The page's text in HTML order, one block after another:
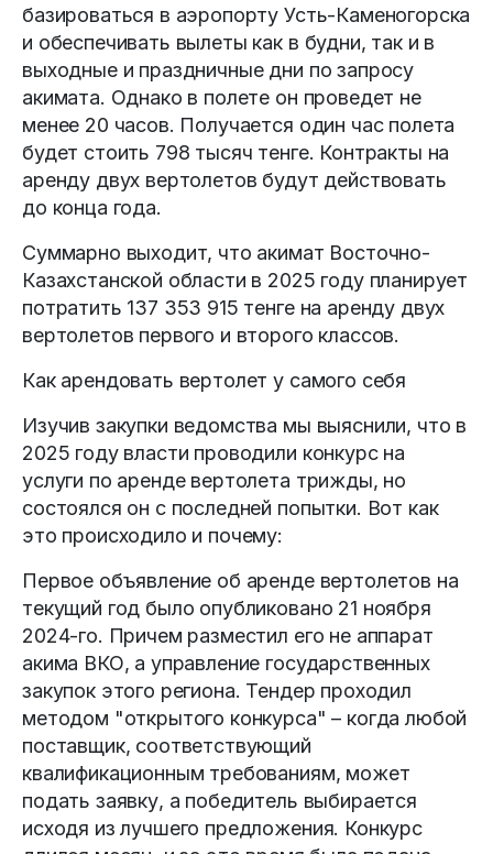
базироваться в аэропорту Усть-Каменогорска
и обеспечивать вылеты как в будни, так и в
выходные и праздничные дни по запросу
акимата. Однако в полете он проведет не
менее 20 часов. Получается один час полета
будет стоить 798 тысяч тенге. Контракты на
аренду двух вертолетов будут действовать
до конца года.
Суммарно выходит, что акимат Восточно-
Казахстанской области в 2025 году планирует
потратить 137 353 915 тенге на аренду двух
вертолетов первого и второго классов.
Как арендовать вертолет у самого себя
Изучив закупки ведомства мы выяснили, что в
2025 году власти проводили конкурс на
услуги по аренде вертолета трижды, но
состоялся он с последней попытки. Вот как
это происходило и почему:
Первое объявление об аренде вертолетов на
текущий год было опубликовано 21 ноября
2024-го. Причем разместил его не аппарат
акима ВКО, а управление государственных
закупок этого региона. Тендер проходил
методом "открытого конкурса" – когда любой
поставщик, соответствующий
квалификационным требованиям, может
подать заявку, а победитель выбирается
исходя из лучшего предложения. Конкурс